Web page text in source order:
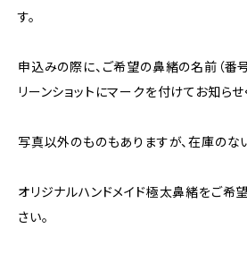
す。
申込みの際に、ご希望の鼻緒の名前（番
リーンショットにマークを付けてお知らせ
写真以外のものもありますが、在庫のな
オリジナルハンドメイド極太鼻緒をご希
さい。